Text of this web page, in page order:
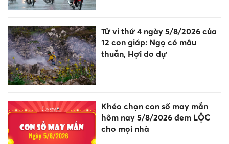
Tử vi thứ 4 ngày 5/8/2026 của
12 con giáp: Ngọ có mâu
thuẫn, Hợi do dự
Khéo chọn con số may mắn
hôm nay 5/8/2026 đem LỘC
cho mọi nhà